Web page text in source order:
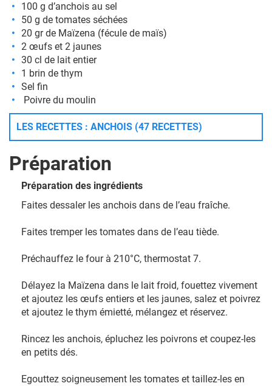
100 g d’anchois au sel
50 g de tomates séchées
20 gr de Maïzena (fécule de maïs)
2 œufs et 2 jaunes
30 cl de lait entier
1 brin de thym
Sel fin
Poivre du moulin
LES RECETTES : ANCHOIS (47 RECETTES)
Préparation
Préparation des ingrédients
Faites dessaler les anchois dans de l’eau fraîche.
Faites tremper les tomates dans de l’eau tiède.
Préchauffez le four à 210°C, thermostat 7.
Délayez la Maïzena dans le lait froid, fouettez vivement
et ajoutez les œufs entiers et les jaunes, salez et poivrez
et ajoutez le thym émietté, mélangez et réservez.
Rincez les anchois, épluchez les poivrons et coupez-les
en petits dés.
Egouttez soigneusement les tomates et taillez-les en